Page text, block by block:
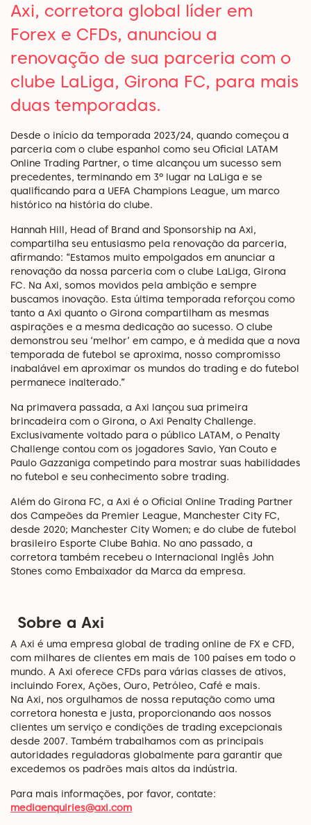
Axi, corretora global líder em
Forex e CFDs, anunciou a
renovação de sua parceria com o
clube LaLiga, Girona FC, para mais
duas temporadas.
Desde o início da temporada 2023/24, quando começou a
parceria com o clube espanhol como seu Oficial LATAM
Online Trading Partner, o time alcançou um sucesso sem
precedentes, terminando em 3º lugar na LaLiga e se
qualificando para a UEFA Champions League, um marco
histórico na história do clube.
Hannah Hill, Head of Brand and Sponsorship na Axi,
compartilha seu entusiasmo pela renovação da parceria,
afirmando: “Estamos muito empolgados em anunciar a
renovação da nossa parceria com o clube LaLiga, Girona
FC. Na Axi, somos movidos pela ambição e sempre
buscamos inovação. Esta última temporada reforçou como
tanto a Axi quanto o Girona compartilham as mesmas
aspirações e a mesma dedicação ao sucesso. O clube
demonstrou seu ‘melhor’ em campo, e à medida que a nova
temporada de futebol se aproxima, nosso compromisso
inabalável em aproximar os mundos do trading e do futebol
permanece inalterado.”
Na primavera passada, a Axi lançou sua primeira
brincadeira com o Girona, o Axi Penalty Challenge.
Exclusivamente voltado para o público LATAM, o Penalty
Challenge contou com os jogadores Savio, Yan Couto e
Paulo Gazzaniga competindo para mostrar suas habilidades
no futebol e seu conhecimento sobre trading.
Além do Girona FC, a Axi é o Oficial Online Trading Partner
dos Campeões da Premier League, Manchester City FC,
desde 2020; Manchester City Women; e do clube de futebol
brasileiro Esporte Clube Bahia. No ano passado, a
corretora também recebeu o Internacional Inglês John
Stones como Embaixador da Marca da empresa.
Sobre a Axi
A Axi é uma empresa global de trading online de FX e CFD,
com milhares de clientes em mais de 100 países em todo o
mundo. A Axi oferece CFDs para várias classes de ativos,
incluindo Forex, Ações, Ouro, Petróleo, Café e mais.
Na Axi, nos orgulhamos de nossa reputação como uma
corretora honesta e justa, proporcionando aos nossos
clientes um serviço e condições de trading excepcionais
desde 2007. Também trabalhamos com as principais
autoridades reguladoras globalmente para garantir que
excedemos os padrões mais altos da indústria.
Para mais informações, por favor, contate:
mediaenquiries@axi.com